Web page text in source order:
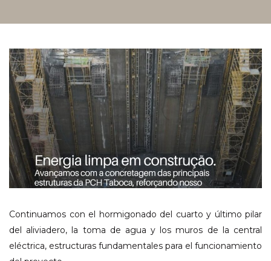
Continuamos con el hormigonado del cuarto y último pilar
del aliviadero, la toma de agua y los muros de la central
eléctrica, estructuras fundamentales para el funcionamiento